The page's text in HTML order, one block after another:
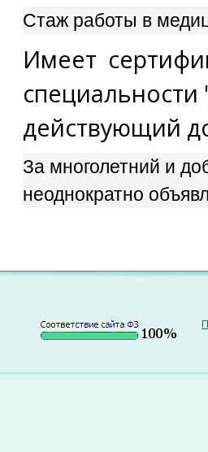
Стаж работы в
Имеет
действующий
За многолетний и
неоднократно